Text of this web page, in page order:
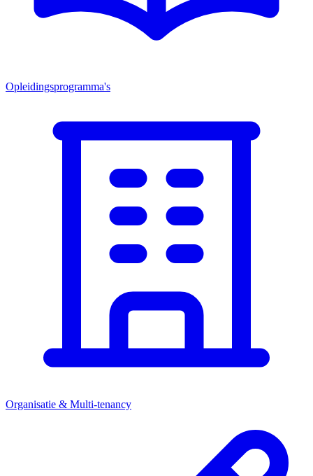
Opleidingsprogramma's
Organisatie & Multi-tenancy